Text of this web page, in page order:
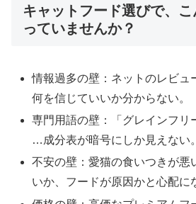
キャットフード選びで、
っていませんか？
情報過多の壁：ネットのレビュ
何を信じていいか分からない。
専門用語の壁：「グレインフリ
…成分表が暗号にしか見えない。
不安の壁：愛猫の食いつきが
いか、フードが原因かと心配に